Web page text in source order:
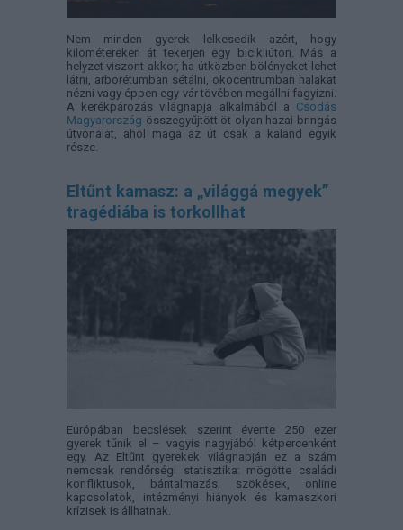
Nem minden gyerek lelkesedik azért, hogy
kilométereken át tekerjen egy bicikliúton. Más a
helyzet viszont akkor, ha útközben bölényeket lehet
látni, arborétumban sétálni, ökocentrumban halakat
nézni vagy éppen egy vár tövében megállni fagyizni.
A kerékpározás világnapja alkalmából a Csodás
Magyarország összegyűjtött öt olyan hazai bringás
útvonalat, ahol maga az út csak a kaland egyik
része.
Eltűnt kamasz: a „világgá megyek”
tragédiába is torkollhat
Európában becslések szerint évente 250 ezer
gyerek tűnik el – vagyis nagyjából kétpercenként
egy. Az Eltűnt gyerekek világnapján ez a szám
nemcsak rendőrségi statisztika: mögötte családi
konfliktusok, bántalmazás, szökések, online
kapcsolatok, intézményi hiányok és kamaszkori
krízisek is állhatnak.